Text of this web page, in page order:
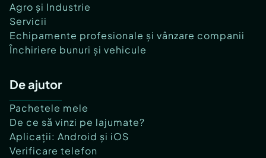
Agro și Industrie
Servicii
Echipamente profesionale și vânzare companii
Închiriere bunuri și vehicule
De ajutor
Pachetele mele
De ce să vinzi pe lajumate?
Aplicații: Android și iOS
Verificare telefon